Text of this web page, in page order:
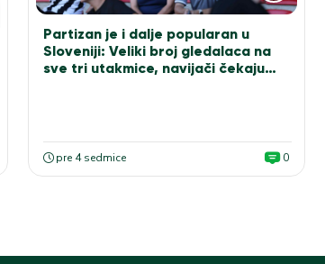
Partizan je i dalje popularan u
Sloveniji: Veliki broj gledalaca na
sve tri utakmice, navijači čekaju
pre 4 sedmice 0